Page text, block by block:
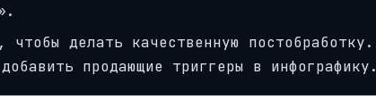
делать качественную постобработку.
продающие триггеры в инфографику.